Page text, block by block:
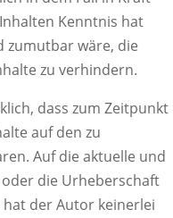
Kenntnis hat
zumutbar wäre, die
zu verhindern.
dass zum Zeitpunkt
auf den zu
Auf die aktuelle und
die Urheberschaft
der Autor keinerlei